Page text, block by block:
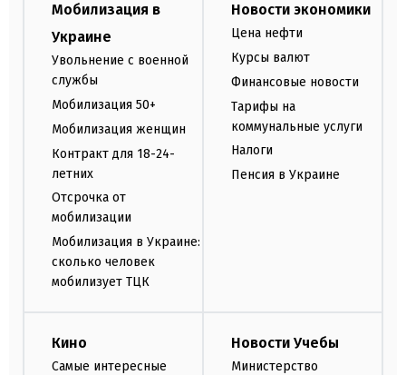
Мобилизация в
Украине
Увольнение с военной
службы
Мобилизация 50+
Мобилизация женщин
Контракт для 18-24-
летних
Отсрочка от
мобилизации
Мобилизация в Украине:
сколько человек
мобилизует ТЦК
Новости экономики
Цена нефти
Курсы валют
Финансовые новости
Тарифы на
коммунальные услуги
Налоги
Пенсия в Украине
Кино
Самые интересные
Новости Учебы
Министерство